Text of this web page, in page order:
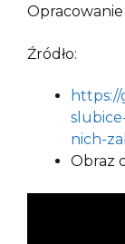
Opracowanie
Źródło:
https://
nich-
Obraz